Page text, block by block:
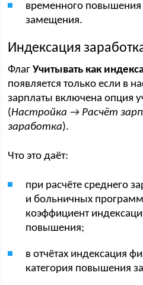
временного повышения
замещения.
Индексация
ФлагУчитывать как
появляется только если в
зарплаты включена опция
(Настройка → Расчёт
заработка).
Что это даёт:
при расчёте среднего
и больничных
коэффициент
повышения;
в отчётах индексация
категория повышения